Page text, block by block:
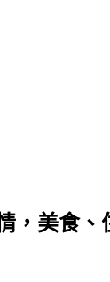
美食、